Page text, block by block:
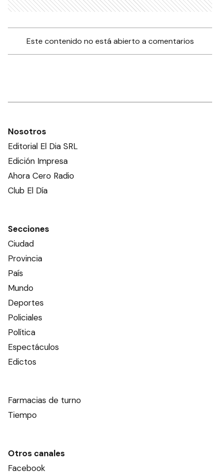
Este contenido no está abierto a comentarios
Nosotros
Editorial El Dia SRL
Edición Impresa
Ahora Cero Radio
Club El Día
Secciones
Ciudad
Provincia
País
Mundo
Deportes
Policiales
Política
Espectáculos
Edictos
Farmacias de turno
Tiempo
Otros canales
Facebook